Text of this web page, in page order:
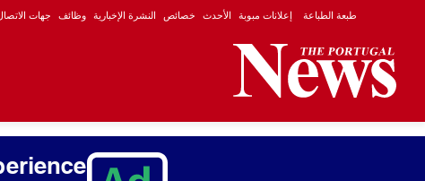
طبعة الطباعة إعلانات مبوبة الأحدث خصائص النشرة الإخبارية وظائف جهات